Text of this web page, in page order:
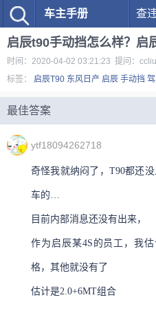
车主手册 查
启辰t90手动挡怎么样？启
时间：2020-04-02 03:21:23 提问：
标签： 启辰T90 东风日产 启辰 手动挡
最佳答案
ytf18094262718
奇怪我就纳闷了，T90都还
车的…
目前内部消息还没有出来，
作为启辰某4S的员工，我
格，其他就没有了
估计是2.0+6MT组合